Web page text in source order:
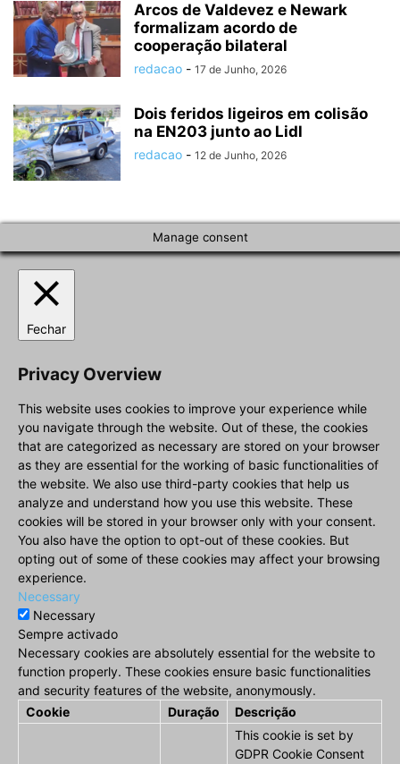
Arcos de Valdevez e Newark
formalizam acordo de
cooperação bilateral
redacao - 17 de Junho, 2026
Dois feridos ligeiros em colisão
na EN203 junto ao Lidl
redacao - 12 de Junho, 2026
Manage consent
Fechar
Privacy Overview
This website uses cookies to improve your experience while
you navigate through the website. Out of these, the cookies
that are categorized as necessary are stored on your browser
as they are essential for the working of basic functionalities of
the website. We also use third-party cookies that help us
analyze and understand how you use this website. These
cookies will be stored in your browser only with your consent.
You also have the option to opt-out of these cookies. But
opting out of some of these cookies may affect your browsing
experience.
Necessary
Necessary
Sempre activado
Necessary cookies are absolutely essential for the website to
function properly. These cookies ensure basic functionalities
and security features of the website, anonymously.
Cookie
Duração Descrição
This cookie is set by
GDPR Cookie Consent